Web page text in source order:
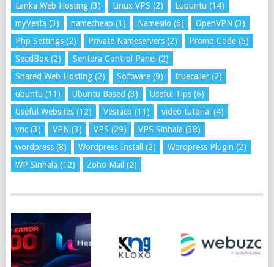
Lanka Web Hosting(3) Linux VPS (2) Lubuntu (14)
myVesta (3) namecheap (1) Namesilo (6) OpenVPN (3)
Php Settings(2) Private Nameservers(2) Promo Code(6)
SeedBox(2) Sentora Control Panel (2)
Shared Web Hosting(2) Software(9) truecaller(2)
ubuntu (11) Ubuntu Based (3) Useful Tips(6)
Useful Websites(12) Vestacp (11) video tutorial (4)
vnc(3) VPN (3) VPS (29) VPS Sinhala (38)
wordpress(8) Wordpress Install (2) Wordpress Plugin (2)
WP Sinhala (12) Zoho Mail (2)